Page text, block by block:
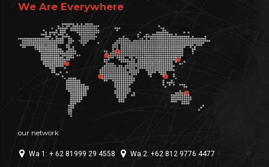
We Are Everywhere
our network
Wa 1: + 62 81999 29 4558 Wa 2: +62 812 9776 4477